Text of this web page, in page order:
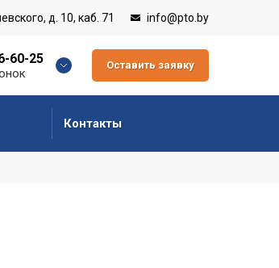
д. 10, каб. 71 info@pto.by
60-25 Оставить заявку
Контакты